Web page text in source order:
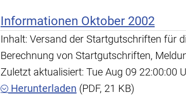
Informationen Oktober 2002
Inhalt: Versand der Startgutschriften für
Berechnung von Startgutschriften,
Zuletzt aktualisiert: Tue Aug 09 22:00:00
Herunterladen (PDF, 21 KB)